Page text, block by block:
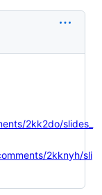
2kk2do/slides_
2kknyh/sli